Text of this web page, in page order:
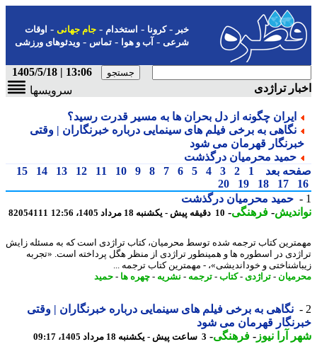
-کرونا-استخدام- جام جهانی-اوقات
شرعی-آب و هوا-تماس-ویدئوهای ورزشی
13:06 | 1405/5/18
تراژدی
سرویسها
ایران چگونه از دل بحران ها به مسیر قدرت رسید؟
نگاهی به برخی فیلم های سینمایی درباره خبرنگاران | وقتی
قهرمان می شود
حمید محرمیان درگذشت
بعد
1
2
3
4
5
6
7
8
9
10
11
12
13
14
15
17
18
19
20
حمید محرمیان درگذشت
-فرهنگی-10 دقیقه پیش - یکشنبه 18 مرداد 1405، 12:56 82054111
کتاب ترجمه شده توسط محرمیان، کتاب تراژدی است که به مسئله زایش
در اسطوره ها و همینطور تراژدی از منظر هگل پرداخته است. «تجربه
و خوداندیشی»، - مهمترین کتاب ترجمه ...
-تراژدی -کتاب-ترجمه -نشریه- چهره ها - حمید
نگاهی به برخی فیلم های سینمایی درباره خبرنگاران | وقتی
قهرمان می شود
آرا نیوز-فرهنگی-3 ساعت پیش - یکشنبه 18 مرداد 1405، 09:17